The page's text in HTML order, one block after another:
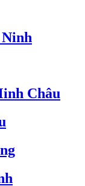
Châu